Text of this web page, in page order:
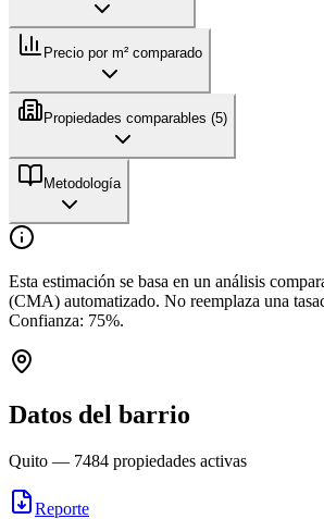
Precio por m² comparado
Propiedades comparables (5)
Metodología
Esta estimación se basa en un análisis
(CMA) automatizado. No reemplaza una
Confianza: 75%.
Datos del barrio
Quito — 7484 propiedades activas
Reporte